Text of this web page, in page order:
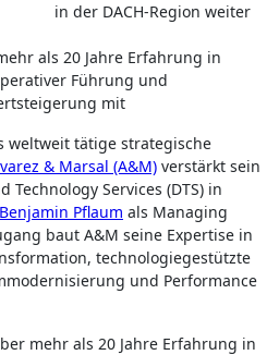
in der DACH-Region weiter
als 20 Jahre Erfahrung in
Führung und
mit
weltweit tätige strategische
& Marsal (A&M) verstärkt sein
Technology Services (DTS) in
Benjamin Pflaum als Managing
baut A&M seine Expertise in
technologiegestützte
und Performance
mehr als 20 Jahre Erfahrung in